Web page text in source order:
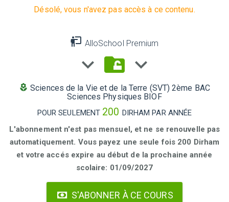
Désolé, vous n'avez pas accès à ce contenu.
AlloSchool Premium
Sciences de la Vie et de la Terre (SVT) 2ème BAC
Sciences Physiques BIOF
POUR SEULEMENT 200 DIRHAM PAR ANNÉE
L'abonnement n'est pas mensuel, et ne se renouvelle pas
automatiquement. Vous payez une seule fois 200 Dirham
et votre accés expire au début de la prochaine année
scolaire: 01/09/2027
S'ABONNER À CE COURS